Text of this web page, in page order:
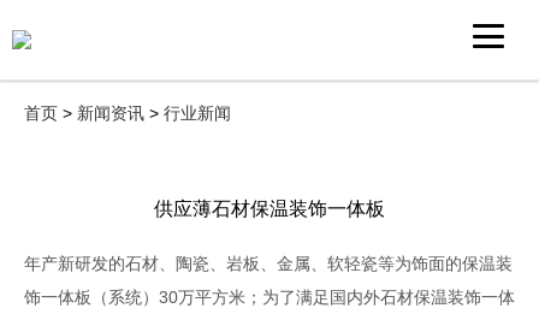
首页 > 新闻资讯 > 行业新闻
供应薄石材保温装饰一体板
年产新研发的石材、陶瓷、岩板、金属、软轻瓷等为饰面的保温装
饰一体板（系统）30万平方米；为了满足国内外石材保温装饰一体